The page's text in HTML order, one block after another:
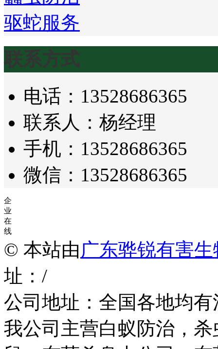
驱蛇服务
联系方式
电话：13528686365
联系人：杨经理
手机：13528686365
微信：13528686365
企
业
在
线
© 本站由 广东骅锐有害
址：/
公司地址：全国各地均
我公司主营白蚁防治，